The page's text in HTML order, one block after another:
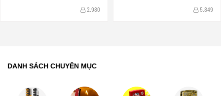
2.980 5.849
DANH SÁCH CHUYÊN MỤC